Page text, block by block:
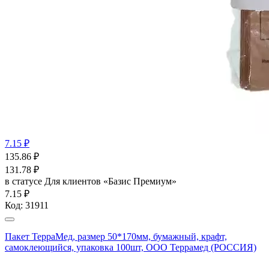
7.15 ₽
135.86 ₽
131.78 ₽
в статусе Для клиентов «Базис Премиум»
7.15 ₽
Код: 31911
Пакет ТерраМед, размер 50*170мм, бумажный, крафт,
самоклеющийся, упаковка 100шт, ООО Террамед (РОССИЯ)